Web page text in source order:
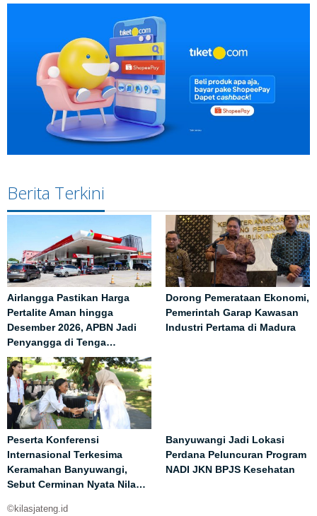
Berita Terkini
Airlangga Pastikan Harga
Pertalite Aman hingga
Desember 2026, APBN Jadi
Penyangga di Tenga…
Dorong Pemerataan Ekonomi,
Pemerintah Garap Kawasan
Industri Pertama di Madura
Peserta Konferensi
Internasional Terkesima
Keramahan Banyuwangi,
Sebut Cerminan Nyata Nila…
Banyuwangi Jadi Lokasi
Perdana Peluncuran Program
NADI JKN BPJS Kesehatan
©kilasjateng.id